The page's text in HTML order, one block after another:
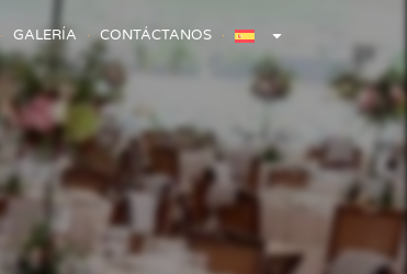
GALERÍA CONTÁCTANOS